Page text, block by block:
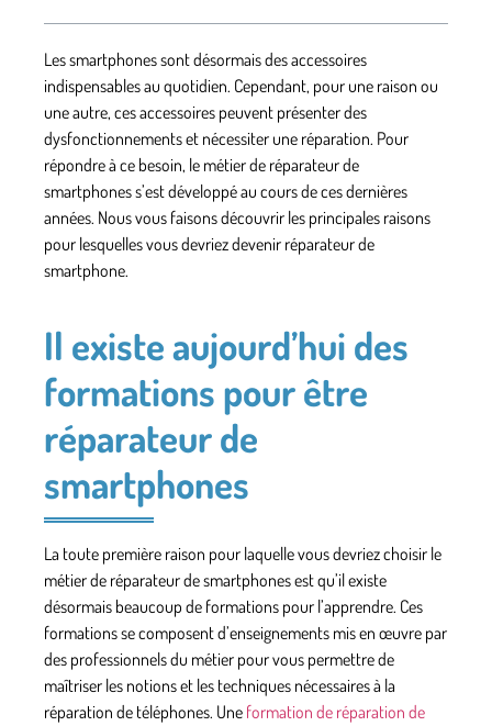
Les smartphones sont désormais des accessoires
indispensables au quotidien. Cependant, pour une raison ou
une autre, ces accessoires peuvent présenter des
dysfonctionnements et nécessiter une réparation. Pour
répondre à ce besoin, le métier de réparateur de
smartphones s’est développé au cours de ces dernières
années. Nous vous faisons découvrir les principales raisons
pour lesquelles vous devriez devenir réparateur de
smartphone.
Il existe aujourd’hui des
formations pour être
réparateur de
smartphones
La toute première raison pour laquelle vous devriez choisir le
métier de réparateur de smartphones est qu’il existe
désormais beaucoup de formations pour l’apprendre. Ces
formations se composent d’enseignements mis en œuvre par
des professionnels du métier pour vous permettre de
maîtriser les notions et les techniques nécessaires à la
réparation de téléphones. Une formation de réparation de